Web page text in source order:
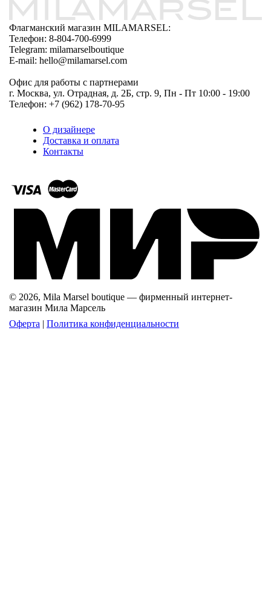
Флагманский магазин MILAMARSEL:
Телефон: 8-804-700-6999
Telegram: milamarselboutique
E-mail: hello@milamarsel.com
Офис для работы с партнерами
г. Москва, ул. Отрадная, д. 2Б, стр. 9, Пн - Пт 10:00 - 19:00
Телефон: +7 (962) 178-70-95
О дизайнере
Доставка и оплата
Контакты
© 2026, Mila Marsel boutique — фирменный интернет-
магазин Мила Марсель
Оферта | Политика конфиденциальности